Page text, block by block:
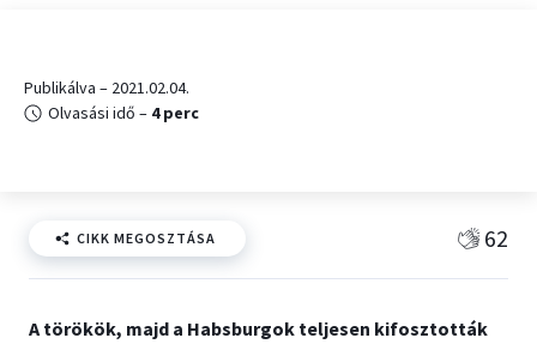
Publikálva – 2021.02.04.
Olvasási idő – 4 perc
CIKK MEGOSZTÁSA 62
A törökök, majd a Habsburgok teljesen kifosztották